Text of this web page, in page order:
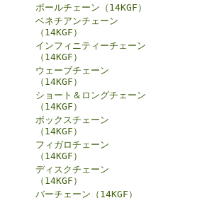
ボールチェーン（14KGF）
ベネチアンチェーン
（14KGF）
インフィニティーチェーン
（14KGF）
ウェーブチェーン
（14KGF）
ショート＆ロングチェーン
（14KGF）
ボックスチェーン
（14KGF）
フィガロチェーン
（14KGF）
ディスクチェーン
（14KGF）
バーチェーン（14KGF）